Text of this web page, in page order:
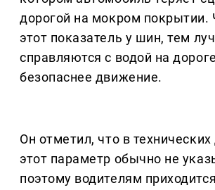
дорогой на мокром
этот показатель у шин, тем
справляются с водой на
безопаснее движение.
Он отметил, что в
этот параметр обычно не
поэтому водителям